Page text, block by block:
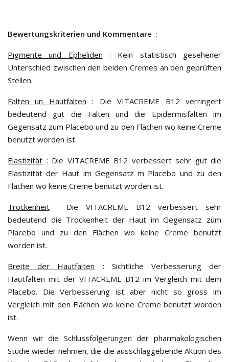
Bewertungskriterien und Kommentare :
Pigmente und Epheliden : Kein statistisch gesehener
Unterschied zwischen den beiden Cremes an den geprüften
Stellen.
Falten un Hautfalten : DieVITACREME B12 verringert
bedeutend gut die Falten und die Epidermisfalten im
Gegensatz zum Placebo und zu den Flächen wo keine Creme
benutzt worden ist.
Elastizität : Die VITACREME B12 verbessert sehr gut die
Elastizität der Haut im Gegensatz m Placebo und zu den
Flächen wo keine Creme benutzt worden ist.
Trockenheit : Die VITACREME B12 verbessert sehr
bedeutend die Trockenheit der Haut im Gegensatz zum
Placebo und zu den Flächen wo keine Creme benutzt
worden ist.
Breite der Hautfalten : Sichtliche Verbesserung der
Hautfalten mit der VITACREME B12 im Vergleich mit dem
Placebo. Die Verbesserung ist aber nicht so gross im
Vergleich mit den Flächen wo keine Creme benutzt worden
ist.
Wenn wir die Schlussfolgerungen der pharmakologischen
Studie wieder nehmen, die die ausschlaggebende Aktion des